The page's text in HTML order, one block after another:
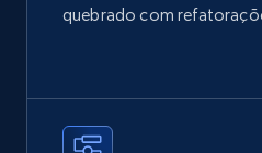
quebrado com